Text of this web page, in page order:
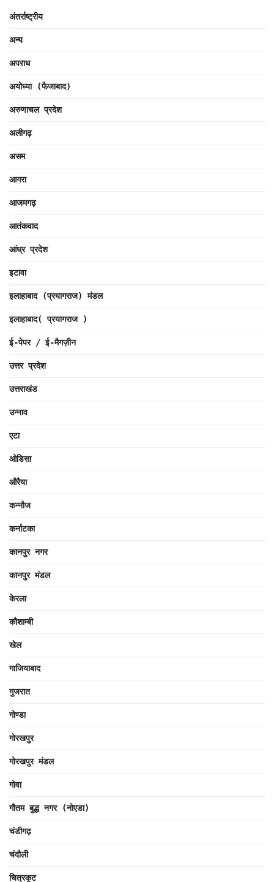
अंतर्राष्ट्रीय
अन्य
अपराध
अयोध्या (फैजाबाद)
अरुणाचल प्रदेश
अलीगढ़
असम
आगरा
आजमगढ़
आतंकवाद
आंध्र प्रदेश
इटावा
इलाहाबाद (प्रयागराज) मंडल
इलाहाबाद( प्रयागराज )
ई-पेपर / ई-मैगज़ीन
उत्तर प्रदेश
उत्तराखंड
उन्नाव
एटा
ओडिसा
औरैया
कन्नौज
कर्नाटका
कानपुर नगर
कानपुर मंडल
केरला
कौशाम्बी
खेल
गाजियाबाद
गुजरात
गोण्डा
गोरखपुर
गोरखपुर मंडल
गोवा
गौतम बुद्ध नगर (नोएडा)
चंडीगढ़
चंदौली
चित्रकूट